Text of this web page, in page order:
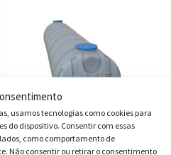
usamos tecnologias como cookies para
do dispositivo. Consentir com essas
como comportamento de
Não consentir ou retirar o consentimento
product
multiple
The
options
may